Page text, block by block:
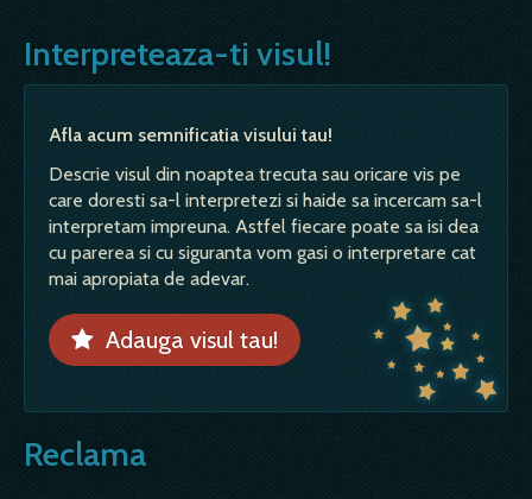
Interpreteaza-ti visul!
Afla acum semnificatia visului tau!
Descrie visul din noaptea trecuta sau oricare vis pe
care doresti sa-l interpretezi si haide sa incercam sa-l
interpretam impreuna. Astfel fiecare poate sa isi dea
cu parerea si cu siguranta vom gasi o interpretare cat
mai apropiata de adevar.
Adauga visul tau!
Reclama